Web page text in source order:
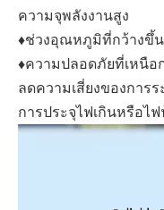
ความจุพลังงานสูง
♦ช่วงอุณหภูมิที่กว้างขึ้
♦ความปลอดภัยที่เหนือ
ลดความเสี่ยงของการร
การประจุไฟเกินหรือไ